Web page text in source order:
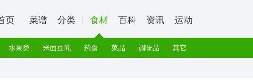
页 菜谱 分类 食材 百科 资讯 运动
水果类 米面豆乳 药食 菜品 调味品 其它